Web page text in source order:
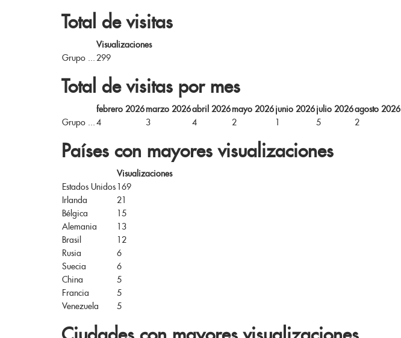
Total de visitas
Visualizaciones
Grupo ... 299
Total de visitas por mes
febrero 2026marzo 2026abril 2026mayo 2026junio 2026julio 2026agosto 2026
Grupo ...4 3 4 2 1 5 2
Países con mayores visualizaciones
Visualizaciones
Estados Unidos 169
Irlanda
21
Bélgica
15
Alemania
13
Brasil
12
Rusia
6
Suecia
6
China
5
Francia
5
Venezuela
5